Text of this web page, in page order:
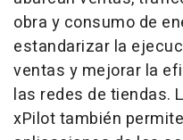
obra y consumo de
estandarizar la
ventas y mejorar la
las redes de tiendas.
xPilot también